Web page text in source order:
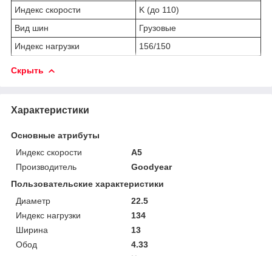
Индекс скорости
K (до 110)
Вид шин
Грузовые
Индекс нагрузки
156/150
Скрыть
Характеристики
Основные атрибуты
Индекс скорости
A5
Производитель
Goodyear
Пользовательские характеристики
Диаметр
22.5
Индекс нагрузки
134
Ширина
13
Обод
4.33